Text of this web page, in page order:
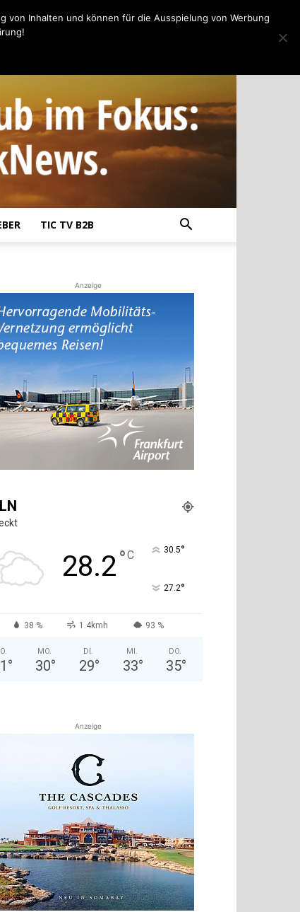
TIC TV B2B
Anzeige
28.2°C 30.5°
27.2°
38 % 1.4kmh 93 %
°
MO.
30°
DI.
29°
MI.
33°
DO.
35°
Anzeige
von Inhalten und können für die Ausspielung von Werbung